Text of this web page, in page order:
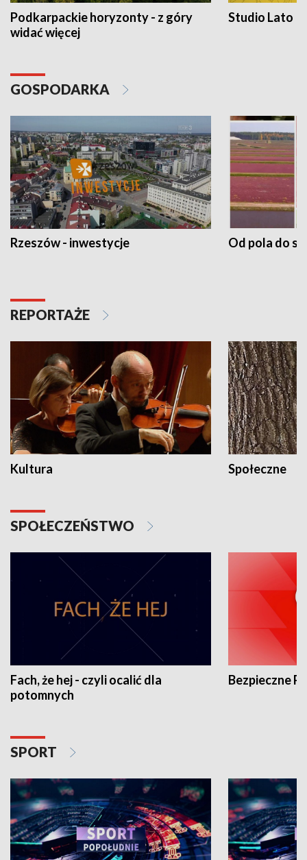
Podkarpackie horyzonty - z góry
widać więcej
Studio Lato
GOSPODARKA
Rzeszów - inwestycje Od pola do
REPORTAŻE
Kultura Społeczne
SPOŁECZEŃSTWO
Fach, że hej - czyli ocalić dla
potomnych
Bezpieczne
SPORT